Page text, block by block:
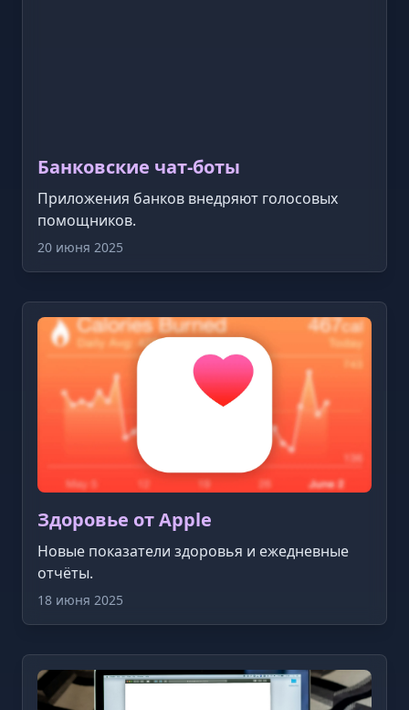
Банковские чат-боты
Приложения банков внедряют голосовых
помощников.
20 июня 2025
Здоровье от Apple
Новые показатели здоровья и ежедневные
отчёты.
18 июня 2025